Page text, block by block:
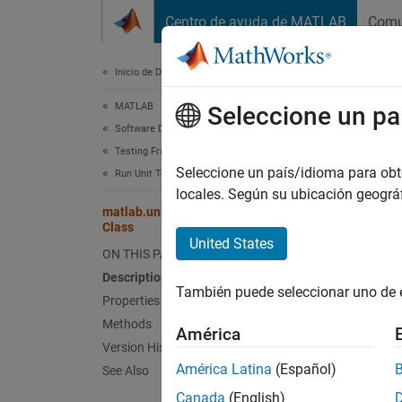
Centro de ayuda de MATLAB
Inicio de Documentación
MATLAB
Software Development
Testing Frameworks
Run Unit Tests
Class
ON THIS PAGE
Description
Properties
Methods
Version History
See Also
class
Seleccione un
Seleccione un país/idioma para
locales. Según su ubicación
United States
También puede seleccionar uno
América
América Latina (Español)
Canada (English)